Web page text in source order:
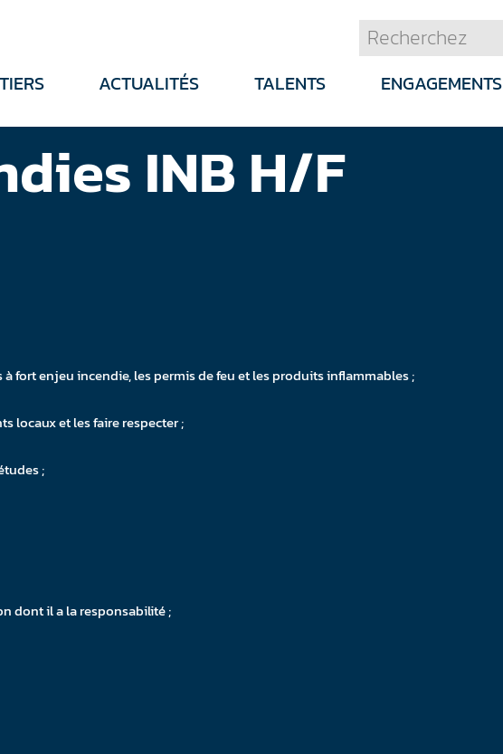
ACTUALITÉS TALENTS ENGAGEMENTS
INB H/F
à fort enjeu incendie, les permis de feu et les produits inflammables ;
locaux et les faire respecter ;
;
dont il a la responsabilité ;